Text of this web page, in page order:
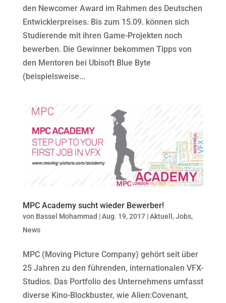
den Newcomer Award im Rahmen des Deutschen
Entwicklerpreises. Bis zum 15.09. können sich
Studierende mit ihren Game-Projekten noch
bewerben. Die Gewinner bekommen Tipps von
den Mentoren bei Ubisoft Blue Byte
(beispielsweise...
MPC Academy sucht wieder Bewerber!
von Bassel Mohammad |Aug. 19, 2017|Aktuell,Jobs,
News
MPC (Moving Picture Company) gehört seit über
25 Jahren zu den führenden, internationalen VFX-
Studios. Das Portfolio des Unternehmens umfasst
diverse Kino-Blockbuster, wie Alien:Covenant,